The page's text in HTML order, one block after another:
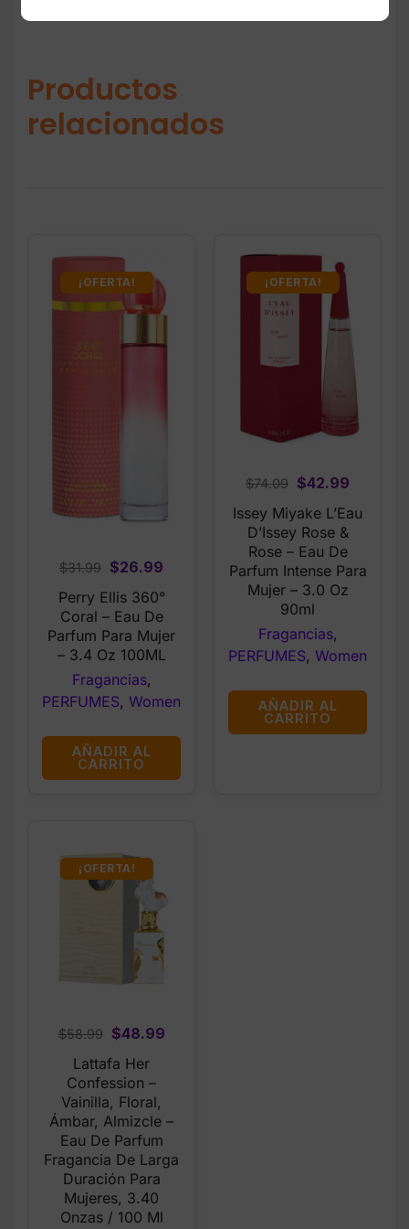
Productos
relacionados
¡OFERTA!
$31.99 Original
price
was:
$31.99.
$26.99
price
$26.99.
Perry Ellis 360°
Coral – Eau De
Parfum Para Mujer
– 3.4 Oz 100ML
Fragancias,
PERFUMES, Women
AÑADIR AL
CARRITO
¡OFERTA!
$74.09 Original
price
was:
$74.09.
$42.99
Issey Miyake L’Eau
D’Issey Rose &
Rose – Eau De
Parfum Intense Para
Mujer – 3.0 Oz
90ml
Fragancias,
PERFUMES, Women
AÑADIR AL
CARRITO
¡OFERTA!
$58.99
Original
price
was:
$58.99.
$48.99Current
Lattafa Her
Confession –
Vainilla, Floral,
Ámbar, Almizcle –
Eau De Parfum
Fragancia De Larga
Duración Para
Mujeres, 3.40
Onzas / 100 Ml